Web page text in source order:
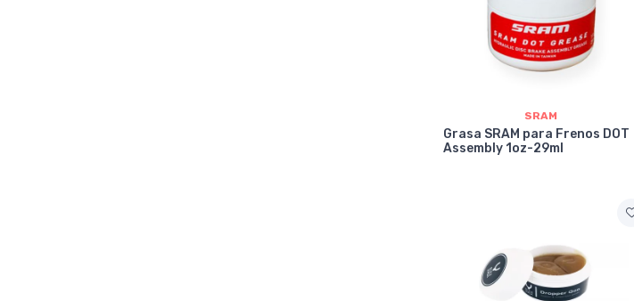
SRAM
Grasa SRAM para Frenos DOT
Assembly 1oz-29ml